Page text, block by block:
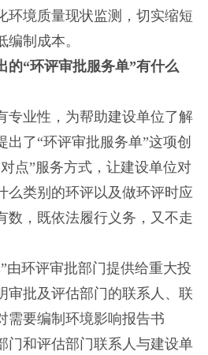
环境质量现状监测，切实缩短
制成本。
的“环评审批服务单”有什么
专业性，为帮助建设单位了解
了“环评审批服务单”这项创
点”服务方式，让建设单位对
么类别的环评以及做环评时应
数，既依法履行义务，又不走
环评审批部门提供给重大投
审批及评估部门的联系人、联
需要编制环境影响报告书
门和评估部门联系人与建设单